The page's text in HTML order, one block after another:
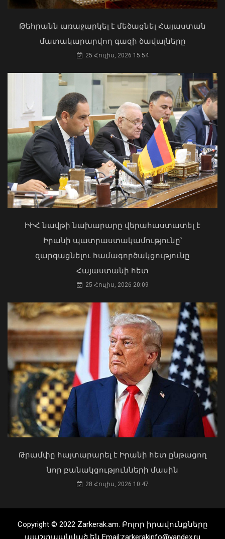
տալիս Երևանի, Մոսկվայի և Բաքվի
հետ կապերի ամրապնդմանը. ՌԴ-ում
Պակիստանի դեսպան
06 Օգոստոս, 2026 14:22
վերանշանակվել է ՊՊԾ պետի
Պաշտոնից ազատումներ և
նշանակումներ՝ մի շարք
գերատեսչություններում.
վարչապետը որոշումներ է ստորագրել
և պետք է կառավարվի ՀՀ
Բաբաջանյան
31 Հուլիս, 2026 12:08
Մկրտության արարողությունից հետո
Արտաշատում 14 մարդ թունավորման
02 Օգոստոս, 2026 15:06
Երևանի Կենտրոնում պետության
սեփականության իրավունքն է
վերականգնվել 51,9 քմ նկուղային
տարածքի և հողամասի նկատմամբ
31 Հուլիս, 2026 15:26
Թեհրանն առաջարկել է մեծացնել Հայաստան
մատակարարվող գազի ծավալները
25 Հուլիս, 2026 15:54
ԻԻՀ նավթի նախարարը վերահաստատել է
Իրանի պատրաստակամությունը՝
զարգացնելու համագործակցությունը
Հայաստանի հետ
25 Հուլիս, 2026 20:09
Թրամփը հայտարարել է Իրանի հետ ընթացող
նոր բանակցությունների մասին
28 Հուլիս, 2026 10:47
Copyright © 2022 Zarkerak.am. Բոլոր իրավունքները
պաշտպանված են Email:zarkerakinfo@yandex.ru